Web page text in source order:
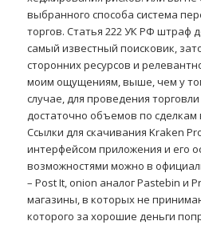
выбранного способа система
торгов. Статья 222 УК РФ штраф
самый известный поисковик,
сторонних ресурсов и
моим ощущениям, выше, чем у
случае, для проведения
достаточно объемов по сделкам
Ссылки для скачивания Kraken
интерфейсом приложения и его
возможностями можно в
– Post It, onion аналог Pastebin и
магазины, в которых не
которого за хорошие деньги